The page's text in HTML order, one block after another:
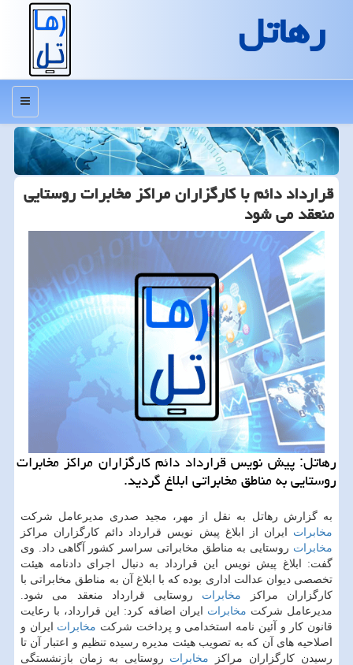
رهاتل
منو
قرارداد دائم با كارگزاران مراكز مخابرات روستایی
منعقد می شود
رهاتل: پیش نویس قرارداد دائم كارگزاران مراكز مخابرات
روستایی به مناطق مخابراتی ابلاغ گردید.
به گزارش رهاتل به نقل از مهر، مجید صدری مدیرعامل شركت
مخابرات ایران از ابلاغ پیش نویس قرارداد دائم كارگزاران مراكز
مخابرات روستایی به مناطق مخابراتی سراسر كشور آگاهی داد. وی
گفت: ابلاغ پیش نویس این قرارداد به دنبال اجرای دادنامه هیئت
تخصصی دیوان عدالت اداری بوده كه با ابلاغ آن به مناطق مخابراتی با
كارگزاران مراكز مخابرات روستایی قرارداد منعقد می شود.
مدیرعامل شركت مخابرات ایران اضافه كرد: این قرارداد، با رعایت
قانون كار و آئین نامه استخدامی و پرداخت شركت مخابرات ایران و
اصلاحیه های آن كه به تصویب هیئت مدیره رسیده تنظیم و اعتبار آن تا
رسیدن كارگزاران مراكز مخابرات روستایی به زمان بازنشستگی